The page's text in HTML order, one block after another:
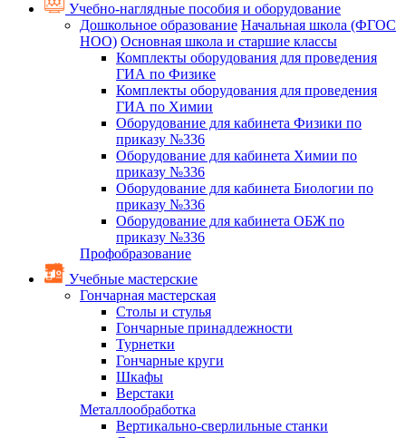
Учебно-наглядные пособия и оборудование
Дошкольное образование Начальная школа (ФГОС
НОО) Основная школа и старшие классы
Комплекты оборудования для проведения
ГИА по Физике
Комплекты оборудования для проведения
ГИА по Химии
Оборудование для кабинета Физики по
приказу №336
Оборудование для кабинета Химии по
приказу №336
Оборудование для кабинета Биологии по
приказу №336
Оборудование для кабинета ОБЖ по
приказу №336
Профобразование
Учебные мастерские
Гончарная мастерская
Столы и стулья
Гончарные принадлежности
Турнетки
Гончарные круги
Шкафы
Верстаки
Металлообработка
Вертикально-сверлильные станки